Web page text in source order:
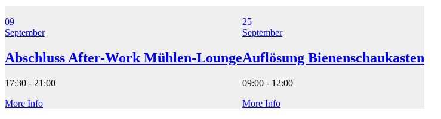
09
September
Abschluss After-Work Mühlen-Lounge
17:30 - 21:00
More Info
25
September
Auflösung Bienenschaukasten
09:00 - 12:00
More Info